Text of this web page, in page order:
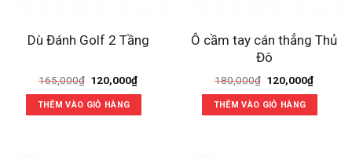
Dù Đánh Golf 2 Tầng
165,000₫ Giá
là:
165,000₫.
120,000₫Giá
THÊM VÀO GIỎ HÀNG
Ô cầm tay cán thẳng Thủ
Đô
180,000₫ Giá
là:
180,000₫.
120,000₫Giá
THÊM VÀO GIỎ HÀNG